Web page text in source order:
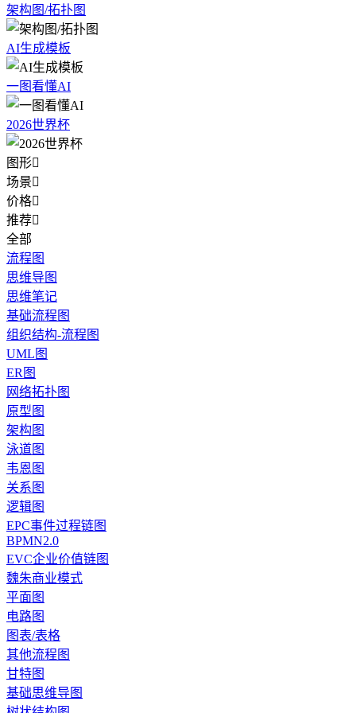
架构图/拓扑图
AI生成模板
一图看懂AI
2026世界杯
图形
场景
价格
推荐
全部
流程图
思维导图
思维笔记
基础流程图
组织结构-流程图
UML图
ER图
网络拓扑图
原型图
架构图
泳道图
韦恩图
关系图
逻辑图
EPC事件过程链图
BPMN2.0
EVC企业价值链图
魏朱商业模式
平面图
电路图
图表/表格
其他流程图
甘特图
基础思维导图